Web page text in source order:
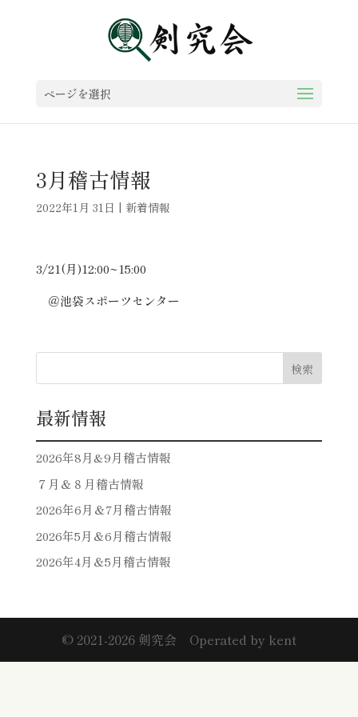
ページを選択
3月稽古情報
2022年1月 31日 | 新着情報
3/21(月)12:00~15:00
＠池袋スポーツセンター
検索
最新情報
2026年8月&9月稽古情報
７月＆８月稽古情報
2026年6月＆7月稽古情報
2026年5月＆6月稽古情報
2026年4月＆5月稽古情報
©︎ 2021-2026 剣究会 Operated by kent